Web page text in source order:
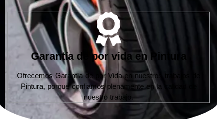
Garantía de por vida en Pintura
Ofrecemos Garantía de por Vida en nuestros trabajos de
Pintura, porque confiamos plenamente en la calidad de
nuestro trabajo.